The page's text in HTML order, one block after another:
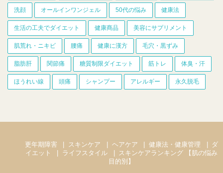
洗顔 オールインワンジェル 50代の悩み 健康法
生活の工夫でダイエット 健康商品 美容にサプリメント
肌荒れ・ニキビ 腰痛 健康に漢方 毛穴・黒ずみ
脂肪肝 関節痛 糖質制限ダイエット 筋トレ 体臭・汗
ほうれい線 頭痛 シャンプー アレルギー 永久脱毛
更年期障害 スキンケア ヘアケア 健康法・健康管理
ダ
イエット
ライフスタイル
スキンケアランキング 【肌の悩み
目的別】